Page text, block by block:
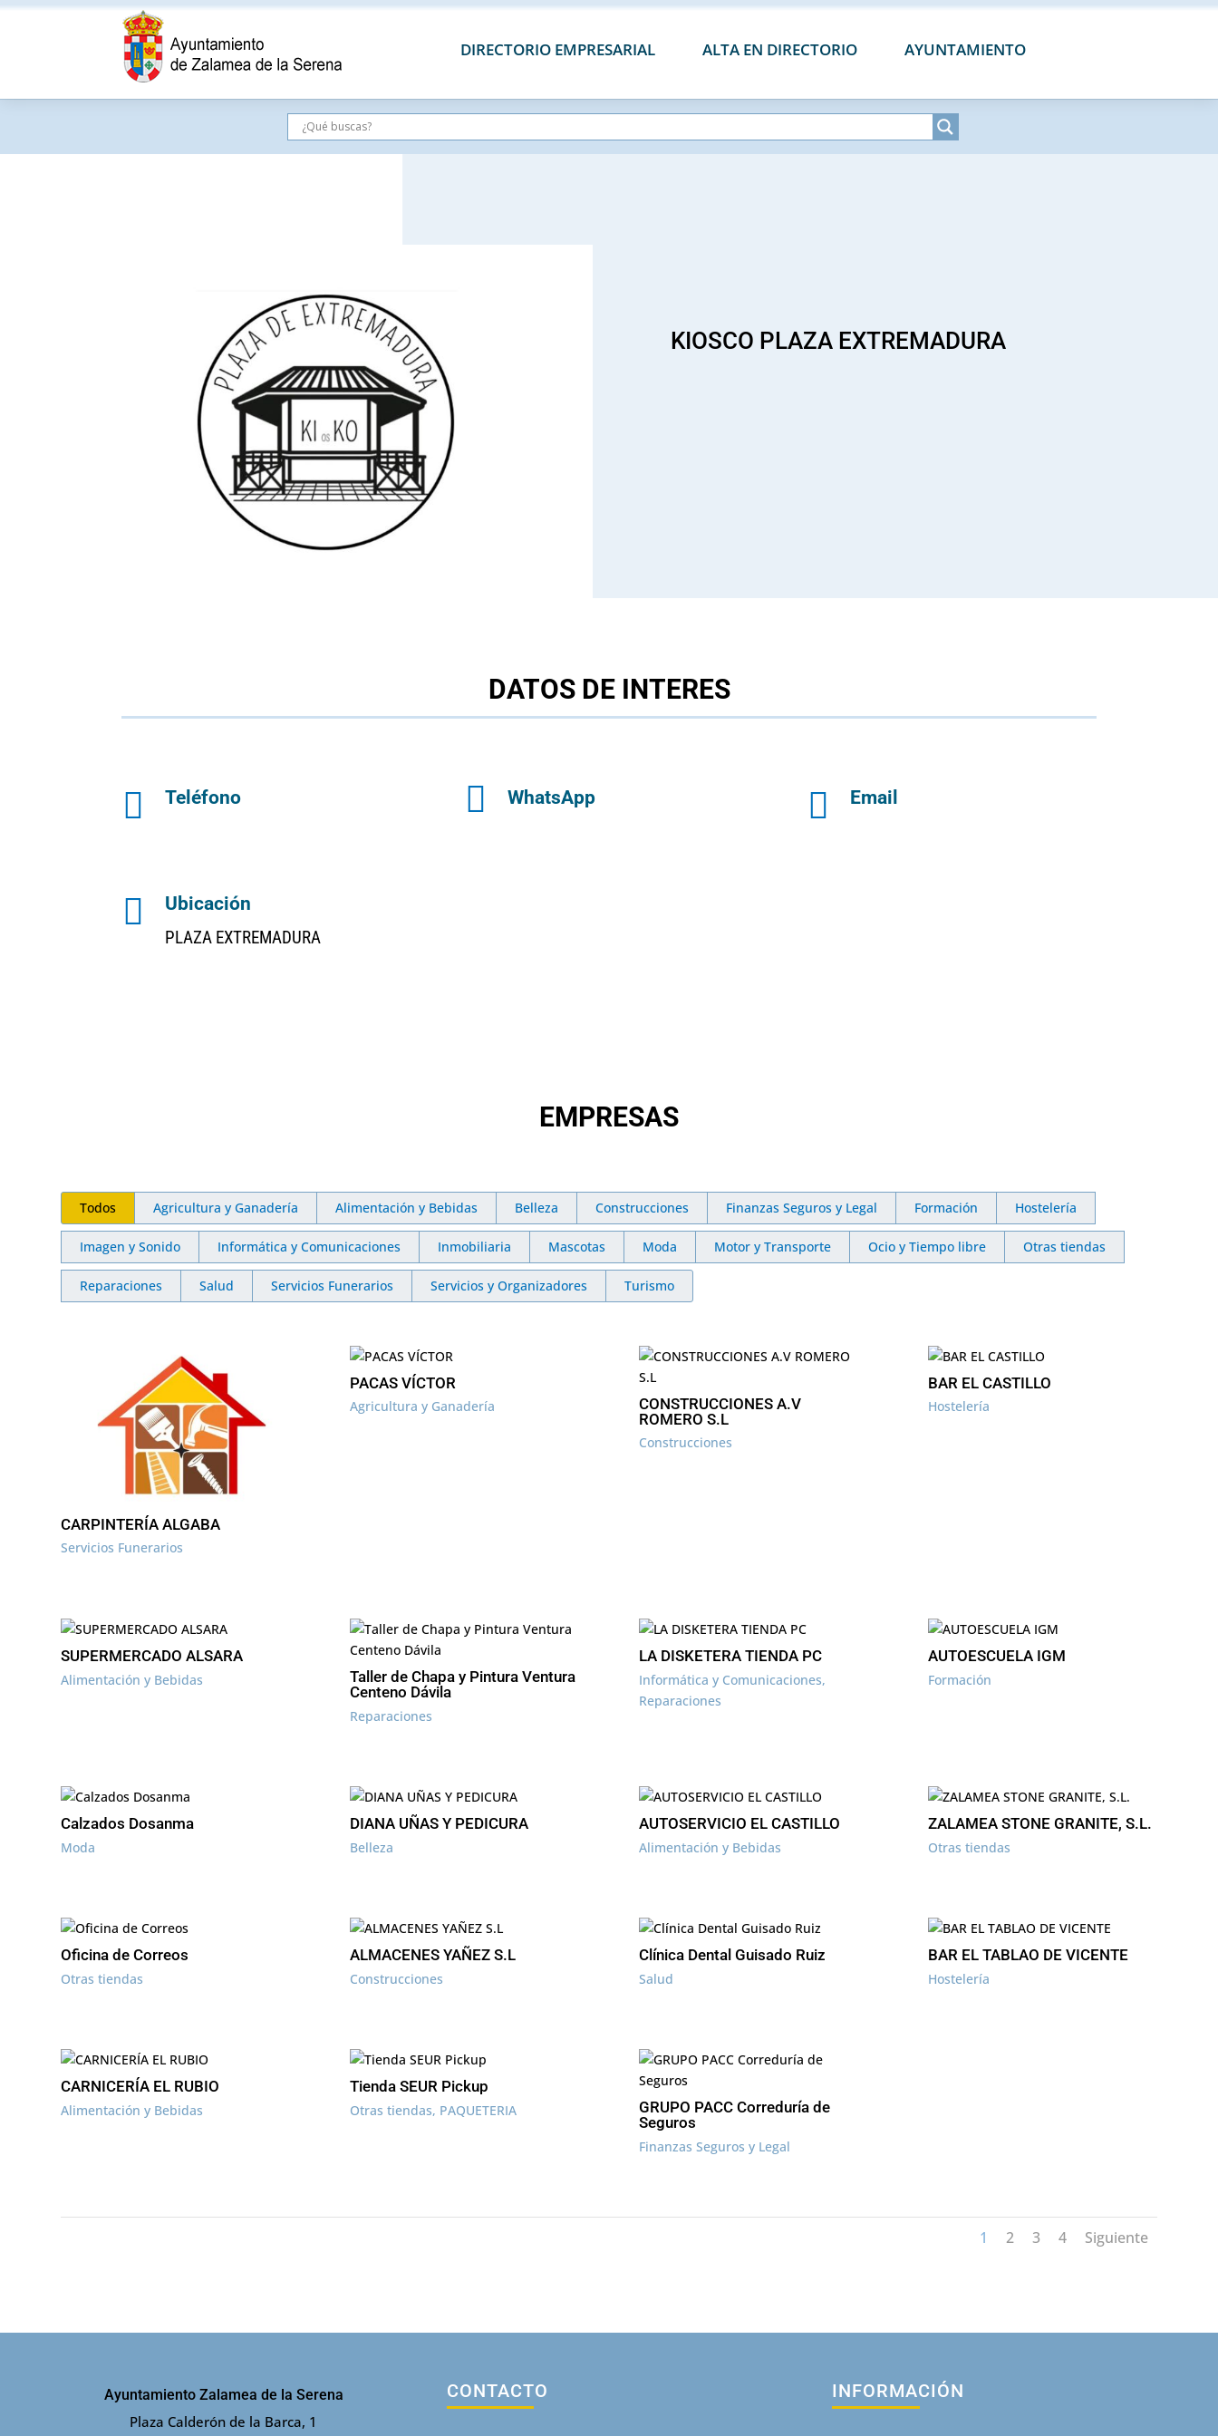
DIRECTORIO EMPRESARIAL ALTA EN DIRECTORIO AYUNTAMIENTO
KIOSCO PLAZA EXTREMADURA
DATOS DE INTERES
 Teléfono  WhatsApp  Email
 Ubicación
PLAZA EXTREMADURA
EMPRESAS
Todos Agricultura y Ganadería Alimentación y Bebidas Belleza Construcciones Finanzas Seguros y Legal Formación Hostelería
Imagen y Sonido Informática y Comunicaciones Inmobiliaria Mascotas Moda Motor y Transporte Ocio y Tiempo libre Otras tiendas
Reparaciones Salud Servicios Funerarios Servicios y Organizadores Turismo
CARPINTERÍA ALGABA
Servicios Funerarios
PACAS VÍCTOR
Agricultura y Ganadería
CONSTRUCCIONES A.V
ROMERO S.L
Construcciones
BAR EL CASTILLO
Hostelería
SUPERMERCADO ALSARA
Alimentación y Bebidas
Taller de Chapa y Pintura Ventura
Centeno Dávila
Reparaciones
LA DISKETERA TIENDA PC
Informática y Comunicaciones,
Reparaciones
AUTOESCUELA IGM
Formación
Calzados Dosanma
Moda
DIANA UÑAS Y PEDICURA
Belleza
AUTOSERVICIO EL CASTILLO
Alimentación y Bebidas
ZALAMEA STONE GRANITE, S.L.
Otras tiendas
Oficina de Correos
Otras tiendas
ALMACENES YAÑEZ S.L
Construcciones
Clínica Dental Guisado Ruiz
Salud
BAR EL TABLAO DE VICENTE
Hostelería
CARNICERÍA EL RUBIO
Alimentación y Bebidas
Tienda SEUR Pickup
Otras tiendas, PAQUETERIA
GRUPO PACC Correduría de
Seguros
Finanzas Seguros y Legal
1 2 3 4 Siguiente
Ayuntamiento Zalamea de la Serena
Plaza Calderón de la Barca, 1
CONTACTO INFORMACIÓN